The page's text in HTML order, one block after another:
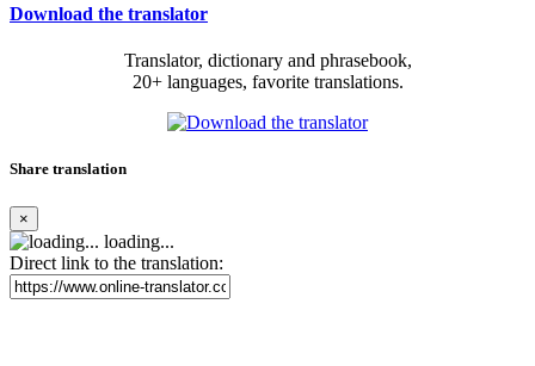
Download the translator
Translator, dictionary and phrasebook,
20+ languages, favorite translations.
Share translation
×
loading...
Direct link to the translation: